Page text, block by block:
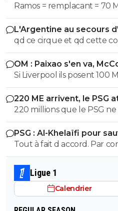
Ramos = remplacant = 70
L'Argentine au secours
qd ce cirque et qd cette
complexe va s arreter. les magouilles enormes meme plus
cachées, ils s en vantent meme! les magouilles avec
attrbution de la CDM au Qatar, le logement dans
pour finir l oiverture aux
partout pour avoir une place. ptin de football et qd
qu on veut remplacer la
president de Guy Degrenne
la ca devient grave Apres c est comme en France, on laisse
tout faire ils auraient
OM : Paixao s'en va,
Si Liverpool ils posent 100
220 ME arrivent, le PSG
220 millions que le PSG
Barcola et 50 pour
pour des réalités.
des remplaçants.
PSG : Al-Khelaïfi pour
cauchemar
Tout à fait d accord. Par
quelque peu, voir ultra-
football élitiste quand on a des clubs
Barca et l atletico dans sa
ligue peut se permettre
Ligue 1
Calendrier